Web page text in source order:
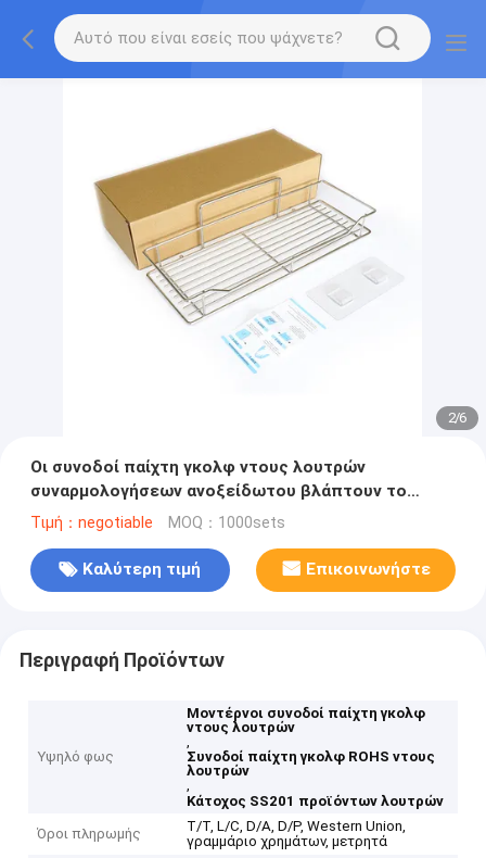
2/6
Οι συνοδοί παίχτη γκολφ ντους λουτρών
συναρμολογήσεων ανοξείδωτου βλάπτουν το
ελεύθερο μοντάρισμα
Τιμή：negotiable MOQ：1000sets
Καλύτερη τιμή Επικοινωνήστε
Περιγραφή Προϊόντων
Υψηλό φως
Μοντέρνοι συνοδοί παίχτη γκολφ
ντους λουτρών
,
Συνοδοί παίχτη γκολφ ROHS ντους
λουτρών
,
Κάτοχος SS201 προϊόντων λουτρών
Όροι πληρωμής
T/T, L/C, D/A, D/P, Western Union,
γραμμάριο χρημάτων, μετρητά